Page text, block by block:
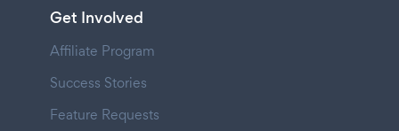
Get Involved
Affiliate Program
Success Stories
Feature Requests